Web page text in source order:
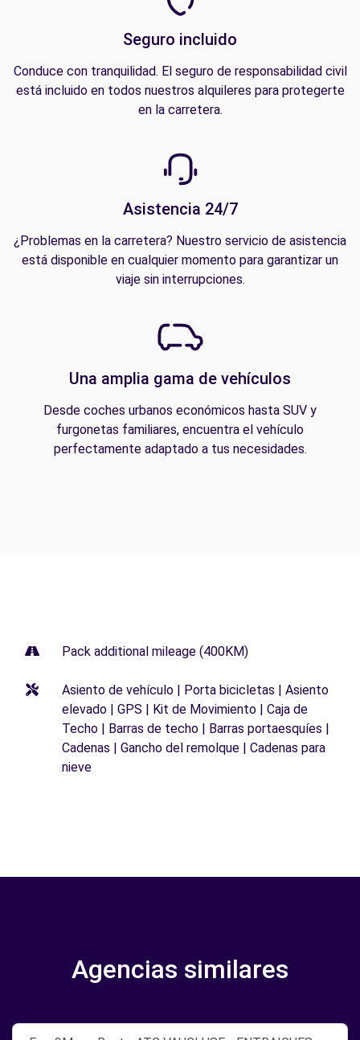
Seguro incluido
Conduce con tranquilidad. El seguro de responsabilidad civil
está incluido en todos nuestros alquileres para protegerte
en la carretera.
Asistencia 24/7
¿Problemas en la carretera? Nuestro servicio de asistencia
está disponible en cualquier momento para garantizar un
viaje sin interrupciones.
Una amplia gama de vehículos
Desde coches urbanos económicos hasta SUV y
furgonetas familiares, encuentra el vehículo
perfectamente adaptado a tus necesidades.
Pack additional mileage (400KM)
Asiento de vehículo | Porta bicicletas | Asiento
elevado | GPS | Kit de Movimiento | Caja de
Techo | Barras de techo | Barras portaesquíes |
Cadenas | Gancho del remolque | Cadenas para
nieve
Agencias similares